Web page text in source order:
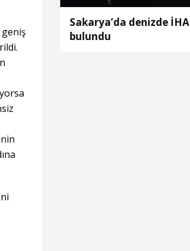
geniş
Sakarya’da denizde İHA
bulundu